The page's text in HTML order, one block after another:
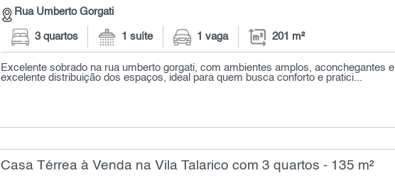
Rua Umberto Gorgati
3 quartos 1 suíte 1 vaga 201 m²
Excelente sobrado na rua umberto gorgati, com ambientes amplos, aconchegantes e
excelente distribuição dos espaços, ideal para quem busca conforto e pratici...
Casa Térrea à Venda na Vila Talarico com 3 quartos - 135 m²